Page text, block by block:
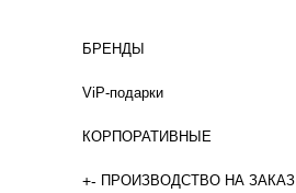
БРЕНДЫ
ViP-подарки
КОРПОРАТИВНЫЕ
+- ПРОИЗВОДСТВО НА ЗАКАЗ